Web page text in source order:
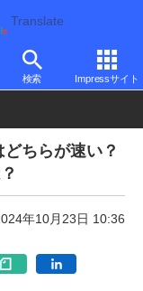
Translate
検索 Impressサイト
ちらが速い？
年10月23日 10:36